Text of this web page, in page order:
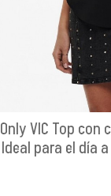
Only VIC Top con
Ideal para el día